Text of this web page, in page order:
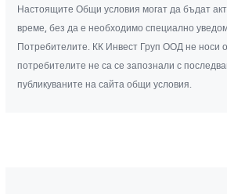
Настоящите Общи условия могат да бъдат
време, без да е необходимо специално
Потребителите. КК Инвест Груп ООД не носи
потребителите не са се запознали с
публикуваните на сайта общи условия.